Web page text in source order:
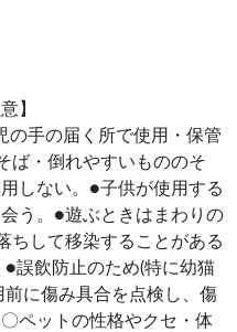
】
の手の届く所で使用・保管
ば・倒れやすいもののそ
しない。●子供が使用する
う。●遊ぶときはまわりの
ちして移染することがある
誤飲防止のため(特に幼猫
に傷み具合を点検し、傷
ペットの性格やクセ・体